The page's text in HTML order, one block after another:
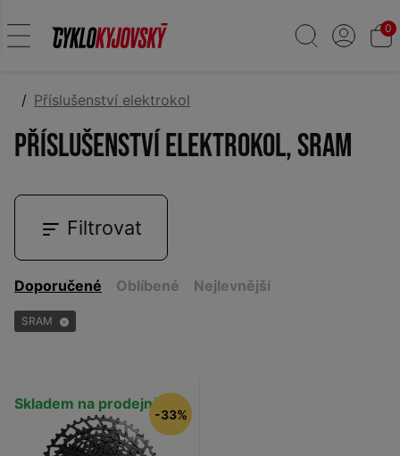
0
Příslušenství elektrokol
Příslušenství elektrokol, SRAM
Filtrovat
Doporučené Oblíbené Nejlevnější
SRAM
Skladem na prodejně
-33%